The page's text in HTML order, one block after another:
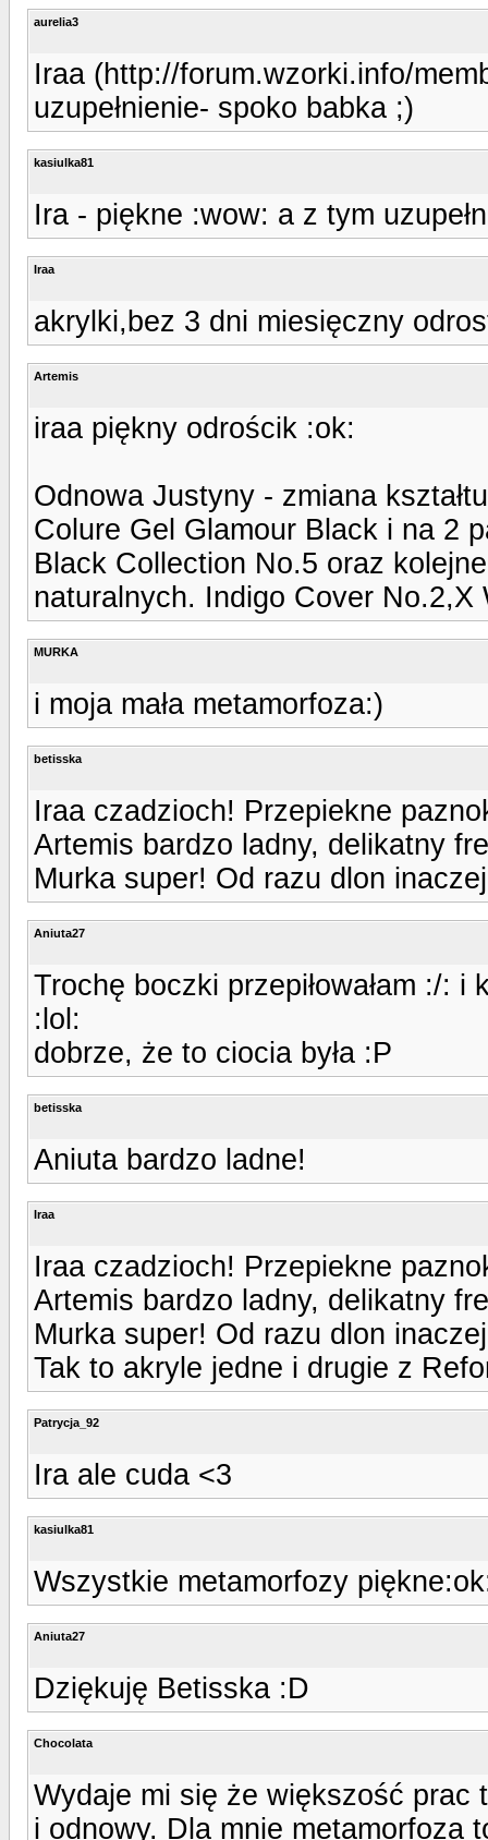
aurelia3
Iraa (http://forum.wzorki.info/
uzupełnienie- spoko babka ;)
kasiulka81
Ira - piękne :wow: a z tym
Iraa
akrylki,bez 3 dni miesięczny
Artemis
iraa piękny odrościk :ok:
Odnowa Justyny - zmiana
Colure Gel Glamour Black i na 2
Black Collection No.5 oraz
naturalnych. Indigo Cover
MURKA
i moja mała metamorfoza:)
betisska
Iraa czadzioch! Przepiekne
Artemis bardzo ladny, delikatny
Murka super! Od razu dlon
Aniuta27
Trochę boczki przepiłowałam :/:
:lol:
dobrze, że to ciocia była :P
betisska
Aniuta bardzo ladne!
Iraa
Iraa czadzioch! Przepiekne
Artemis bardzo ladny, delikatny
Murka super! Od razu dlon
Tak to akryle jedne i drugie z
Patrycja_92
Ira ale cuda <3
kasiulka81
Wszystkie metamorfozy
Aniuta27
Dziękuję Betisska :D
Chocolata
Wydaje mi się że większość prac
i odnowy. Dla mnie metamorfoza